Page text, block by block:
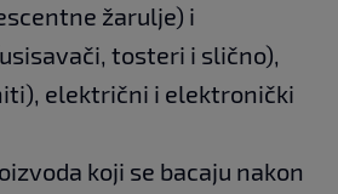
žarulje) i
tosteri i slično),
električni i elektronički
koji se bacaju nakon